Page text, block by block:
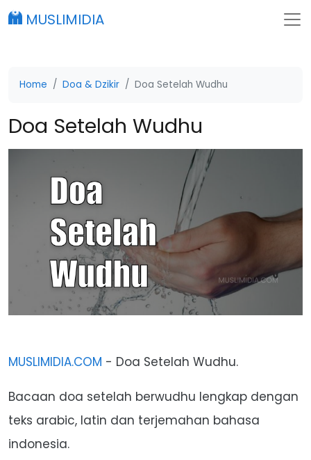
MUSLIMIDIA
Home Doa & Dzikir Doa Setelah Wudhu
Doa Setelah Wudhu
MUSLIMIDIA.COM - Doa Setelah Wudhu.
Bacaan doa setelah berwudhu lengkap dengan
teks arabic, latin dan terjemahan bahasa
indonesia.